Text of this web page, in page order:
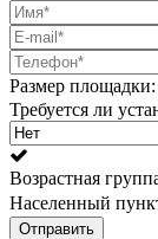
Размер площадки:
Требуется ли
Возрастная
Населенный
Отправить